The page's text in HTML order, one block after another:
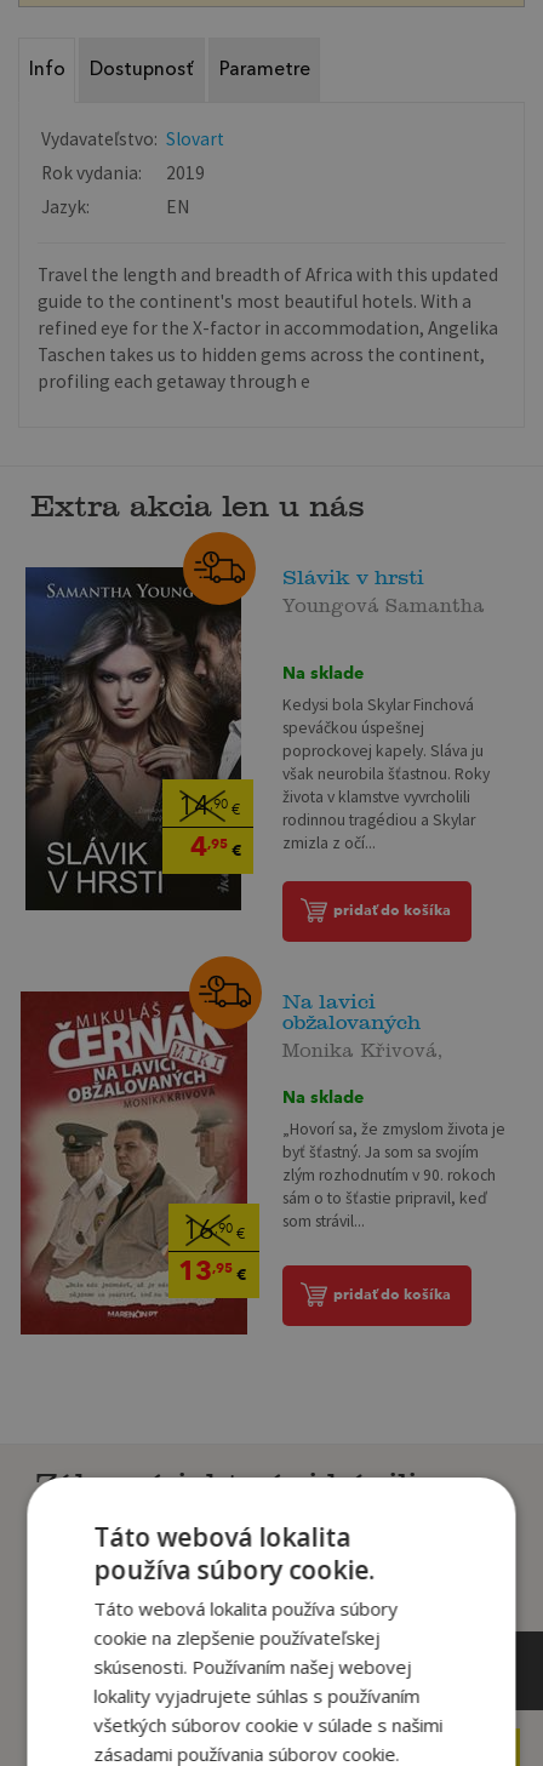
Info Dostupnosť Parametre
Vydavateľstvo: Slovart
Rok vydania:
2019
Jazyk:
EN
Travel the length and breadth of Africa with this updated
guide to the continent's most beautiful hotels. With a
refined eye for the X-factor in accommodation, Angelika
Taschen takes us to hidden gems across the continent,
profiling each getaway through e
Extra akcia len u nás
14,90€
4,95€
Slávik v hrsti
Youngová Samantha
Na sklade
Kedysi bola Skylar Finchová
speváčkou úspešnej
poprockovej kapely. Sláva ju
však neurobila šťastnou. Roky
života v klamstve vyvrcholili
rodinnou tragédiou a Skylar
zmizla z očí...
pridať do košíka
16,90 €
13,95 €
Na lavici
obžalovaných
Monika Křivová,
Na sklade
„Hovorí sa, že zmyslom života je
byť šťastný. Ja som sa svojím
zlým rozhodnutím v 90. rokoch
sám o to šťastie pripravil, keď
som strávil...
pridať do košíka
Zákazníci, ktorí si kúpili
32,85€
Táto webová lokalita
používa súbory cookie.
Táto webová lokalita používa súbory
cookie na zlepšenie používateľskej
skúsenosti. Používaním našej webovej
lokality vyjadrujete súhlas s používaním
všetkých súborov cookie v súlade s našimi
zásadami používania súborov cookie.